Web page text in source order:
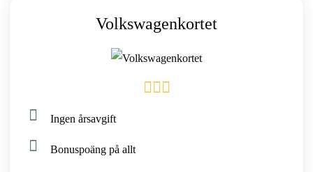
Volkswagenkortet
Ingen årsavgift
Bonuspoäng på allt